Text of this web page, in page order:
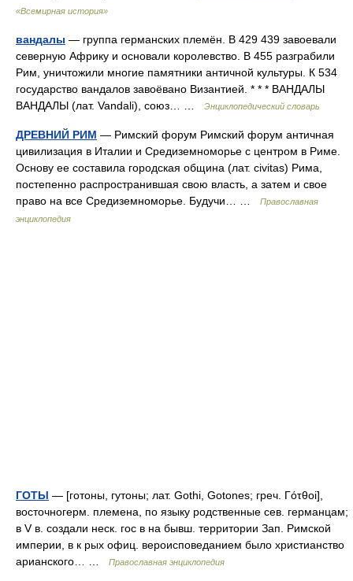
«Всемирная история»
вандалы — группа германских племён. В 429 439 завоевали
северную Африку и основали королевство. В 455 разграбили
Рим, уничтожили многие памятники античной культуры. К 534
государство вандалов завоёвано Византией. * * * ВАНДАЛЫ
ВАНДАЛЫ (лат. Vandali), союз… …
Энциклопедический словарь
ДРЕВНИЙ РИМ — Римский форум Римский форум античная
цивилизация в Италии и Средиземноморье с центром в Риме.
Основу ее составила городская община (лат. civitas) Рима,
постепенно распространившая свою власть, а затем и свое
право на все Средиземноморье. Будучи… …
Православная
энциклопедия
ГОТЫ — [готоны, гутоны; лат. Gothi, Gotones; греч. Γότθοi],
восточногерм. племена, по языку родственные сев. германцам;
в V в. создали неск. гос в на бывш. территории Зап. Римской
империи, в к рых офиц. вероисповеданием было христианство
арианского… …
Православная энциклопедия